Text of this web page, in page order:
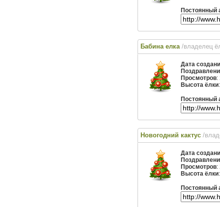
Постоянный
Бабина елка /владелец
Дата
Просмотров:
Высота ёлки
Постоянный
Новогодний кактус /
Дата
Просмотров:
Высота ёлки
Постоянный